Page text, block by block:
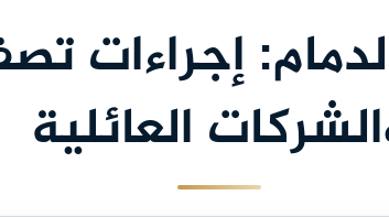
إجراءات
العائلية